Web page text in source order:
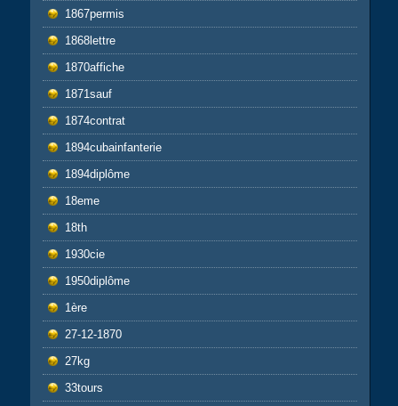
1867permis
1868lettre
1870affiche
1871sauf
1874contrat
1894cubainfanterie
1894diplôme
18eme
18th
1930cie
1950diplôme
1ère
27-12-1870
27kg
33tours